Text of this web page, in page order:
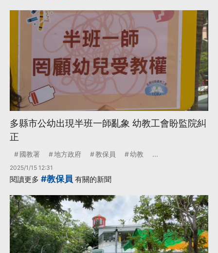
多縣市公幼出現半班一師亂象 幼教工會盼監院糾
正
國教署 地方政府 教保員 幼教 ...
2025/1/15 12:31
閱讀更多 #教保員 有關的新聞